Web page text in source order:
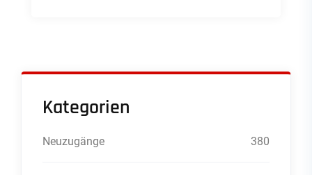
Kategorien
Neuzugänge 380